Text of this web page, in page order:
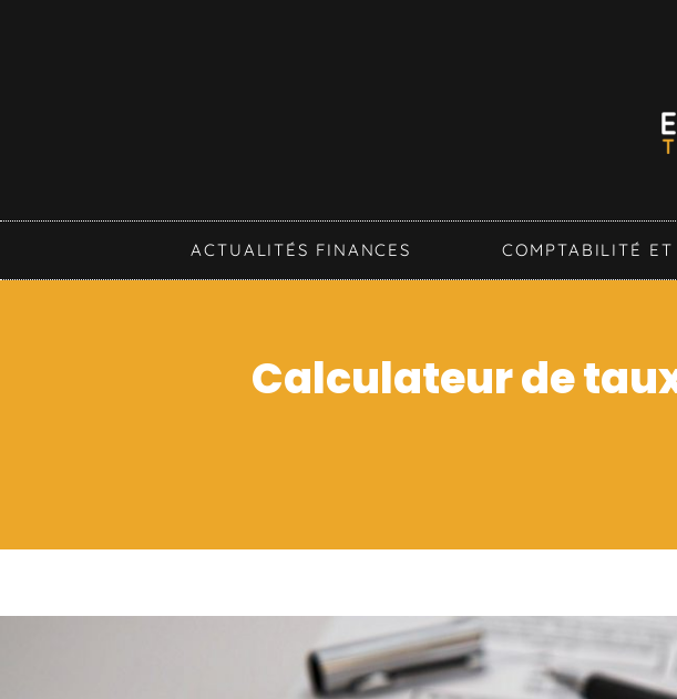
ACTUALITÉS FINANCES COMPTABILITÉ
Calculateur de